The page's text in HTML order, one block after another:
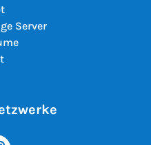
Server